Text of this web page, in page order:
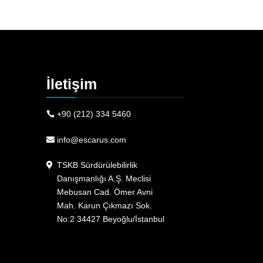
İletişim
+90 (212) 334 5460
info@escarus.com
TSKB Sürdürülebilirlik
Danışmanlığı A.Ş. Meclisi
Mebusan Cad. Ömer Avni
Mah. Karun Çıkmazı Sok.
No:2 34427 Beyoğlu/İstanbul